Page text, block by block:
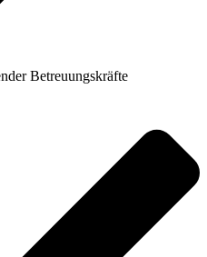
Betreuungskräfte